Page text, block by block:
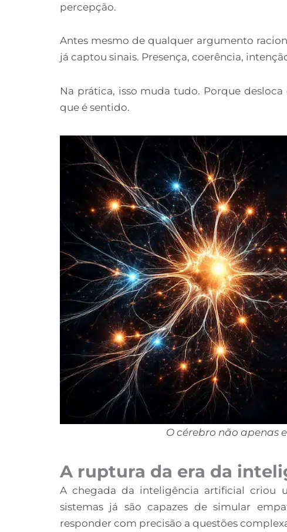
percepção.
Antes mesmo de qualquer argumento
já captou sinais. Presença, coerência,
Na prática, isso muda tudo. Porque
que é sentido.
O cérebro não apenas
A ruptura da era da
A chegada da inteligência artificial criou
sistemas já são capazes de simular
responder com precisão a questões